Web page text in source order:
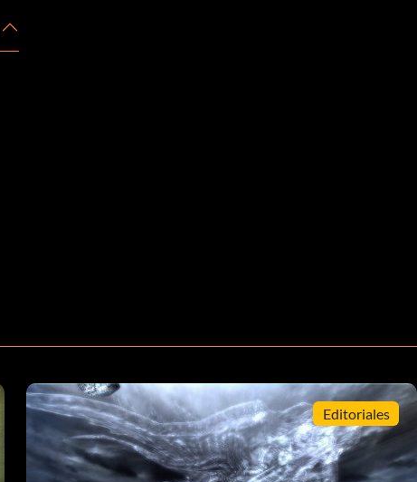
Editoriales